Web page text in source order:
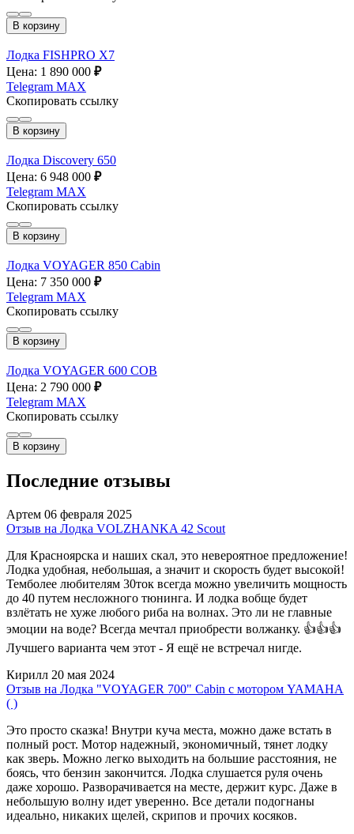
В корзину
Лодка FISHPRO X7
Цена: 1 890 000 ₽
Telegram MAX
Скопировать ссылку
В корзину
Лодка Discovery 650
Цена: 6 948 000 ₽
Telegram MAX
Скопировать ссылку
В корзину
Лодка VOYAGER 850 Cabin
Цена: 7 350 000 ₽
Telegram MAX
Скопировать ссылку
В корзину
Лодка VOYAGER 600 COB
Цена: 2 790 000 ₽
Telegram MAX
Скопировать ссылку
В корзину
Последние отзывы
Артем 06 февраля 2025
Отзыв на Лодка VOLZHANKA 42 Scout
Для Красноярска и наших скал, это невероятное предложение!
Лодка удобная, небольшая, а значит и скорость будет высокой!
Темболее любителям 30ток всегда можно увеличить мощность
до 40 путем несложного тюнинга. И лодка вобще будет
взлётать не хуже любого риба на волнах. Это ли не главные
эмоции на воде? Всегда мечтал приобрести волжанку. 👍👍👍
Лучшего варианта чем этот - Я ещё не встречал нигде.
Кирилл 20 мая 2024
Отзыв на Лодка "VOYAGER 700" Cabin с мотором YAMAHA
( )
Это просто сказка! Внутри куча места, можно даже встать в
полный рост. Мотор надежный, экономичный, тянет лодку
как зверь. Можно легко выходить на большие расстояния, не
боясь, что бензин закончится. Лодка слушается руля очень
даже хорошо. Разворачивается на месте, держит курс. Даже в
небольшую волну идет уверенно. Все детали подогнаны
идеально, никаких щелей, скрипов и прочих косяков.